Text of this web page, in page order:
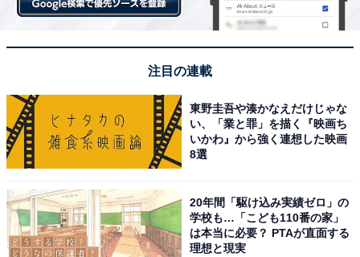
全6種
・まめっち
・ズキっち
・はしぞーっち
・まるっち＆たまっち
注目の連載
東野圭吾や湊かなえだけじゃな
い、「業と罪」を描く『映画ち
いかわ』から強く連想した映画
8選
20年間「駆け込み実績ゼロ」の
学校も…「こども110番の家」
は本当に必要？ PTAが直面する
理想と現実